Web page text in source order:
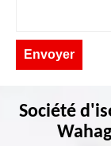
Société